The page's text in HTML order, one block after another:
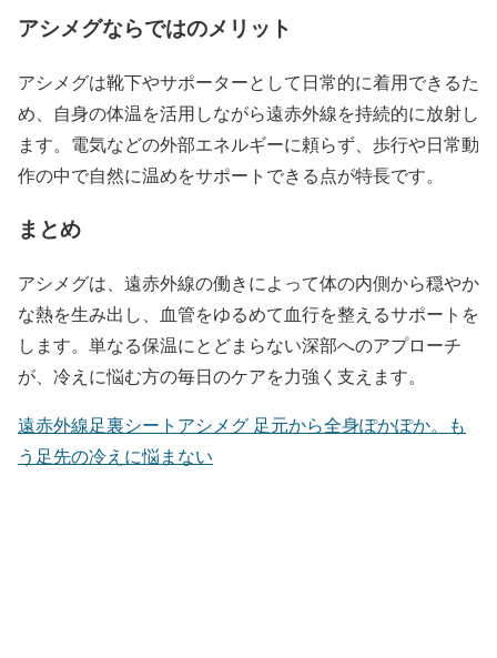
アシメグならではのメリット
アシメグは靴下やサポーターとして日常的に着用できるた
め、自身の体温を活用しながら遠赤外線を持続的に放射し
ます。電気などの外部エネルギーに頼らず、歩行や日常動
作の中で自然に温めをサポートできる点が特長です。
まとめ
アシメグは、遠赤外線の働きによって体の内側から穏やか
な熱を生み出し、血管をゆるめて血行を整えるサポートを
します。単なる保温にとどまらない深部へのアプローチ
が、冷えに悩む方の毎日のケアを力強く支えます。
遠赤外線足裏シートアシメグ 足元から全身ぽかぽか。も
う足先の冷えに悩まない